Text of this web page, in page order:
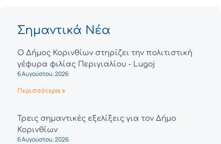
Σημαντικά Νέα
Ο Δήμος Κορινθίων στηρίζει την πολιτιστική
γέφυρα φιλίας Περιγιαλίου - Lugoj
6 Αυγούστου, 2026
Περισσότερα »
Τρεις σημαντικές εξελίξεις για τον Δήμο
Κορινθίων
6 Αυγούστου, 2026